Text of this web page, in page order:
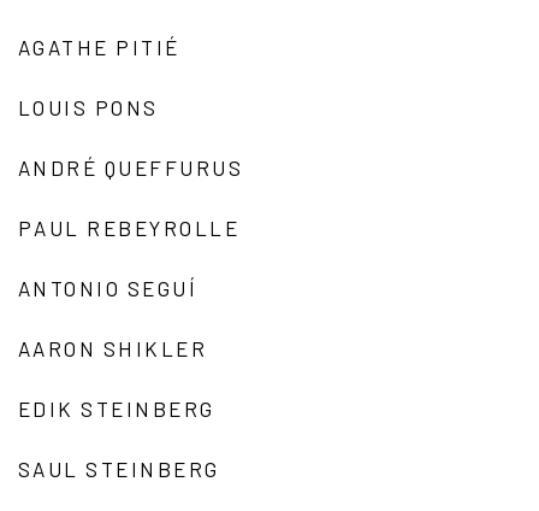
AGATHE PITIÉ
LOUIS PONS
ANDRÉ QUEFFURUS
PAUL REBEYROLLE
ANTONIO SEGUÍ
AARON SHIKLER
EDIK STEINBERG
SAUL STEINBERG